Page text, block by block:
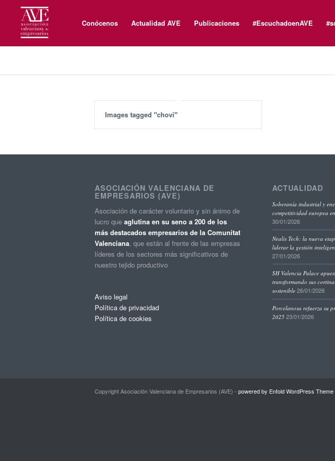
Conócenos Actualidad AVE Publicaciones #EscuchadoenAVE
Images tagged "chovi"
ASOCIACIÓN VALENCIANA DE
EMPRESARIOS (AVE)
Asociación de carácter voluntario y sin ánimo de
lucro que aglutina en su seno a 200 de los
más destacados empresarios de la Comunitat
Valenciana, que están al frente de las empresas
líderes de los sectores más significativos de
nuestro tejido productivo
Aviso legal
Política de privacidad
Política de cookies
ACTUALIDAD
Soberanía industrial y
competitividad europea
30/01/2026
Nealis Tech: la nueva
liderar la gestión
27/01/2026
SH Valencia Palace
transformando sus
sostenible 26/01/2026
Porcelanosa refuerza su
2025 23/01/2026
Copyright Asociación Valenciana de Empresarios (AVE) -powered by Enfold WordPress Theme